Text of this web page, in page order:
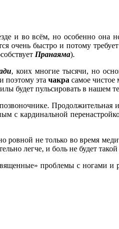
и во всём, но особенно она
очень быстро и потому
Пранаяма).
, коих многие тысячи, но
поэтому эта чакра самое чистое
будет пульсировать в нашем
Продолжительная
с кардинальной
ровной не только во время
легче, и боль не будет
проблемы с ногами и